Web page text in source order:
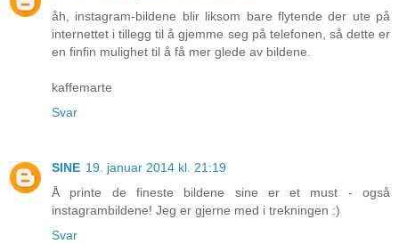
åh, instagram-bildene blir liksom bare flytende der ute på
internettet i tillegg til å gjemme seg på telefonen, så dette er
en finfin mulighet til å få mer glede av bildene.
kaffemarte
Svar
SINE 19. januar 2014 kl. 21:19
Å printe de fineste bildene sine er et must - også
instagrambildene! Jeg er gjerne med i trekningen :)
Svar